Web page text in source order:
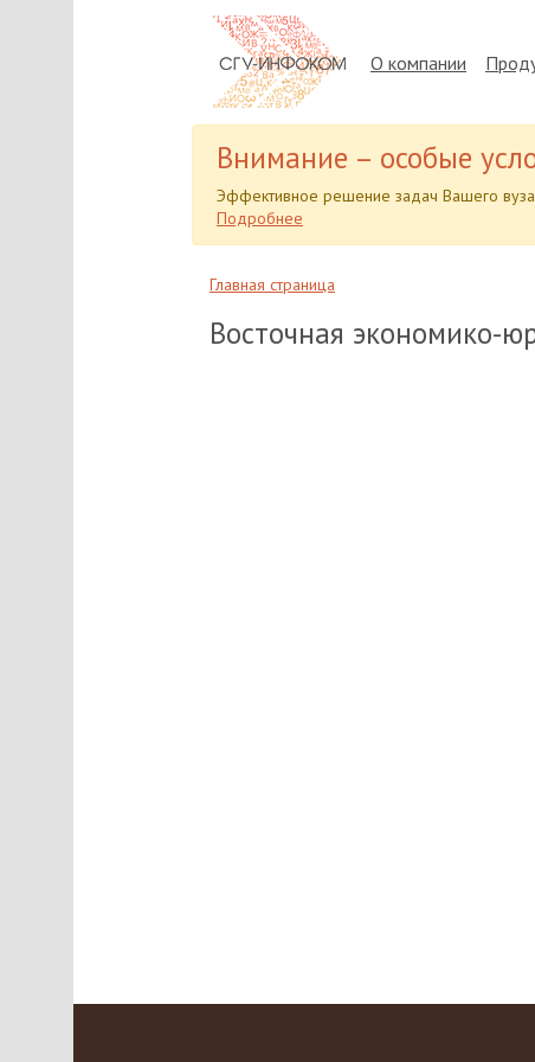
О компании
Внимание – особые
Эффективное решение задач Вашего вуза
Подробнее
Главная страница
Восточная экономико-